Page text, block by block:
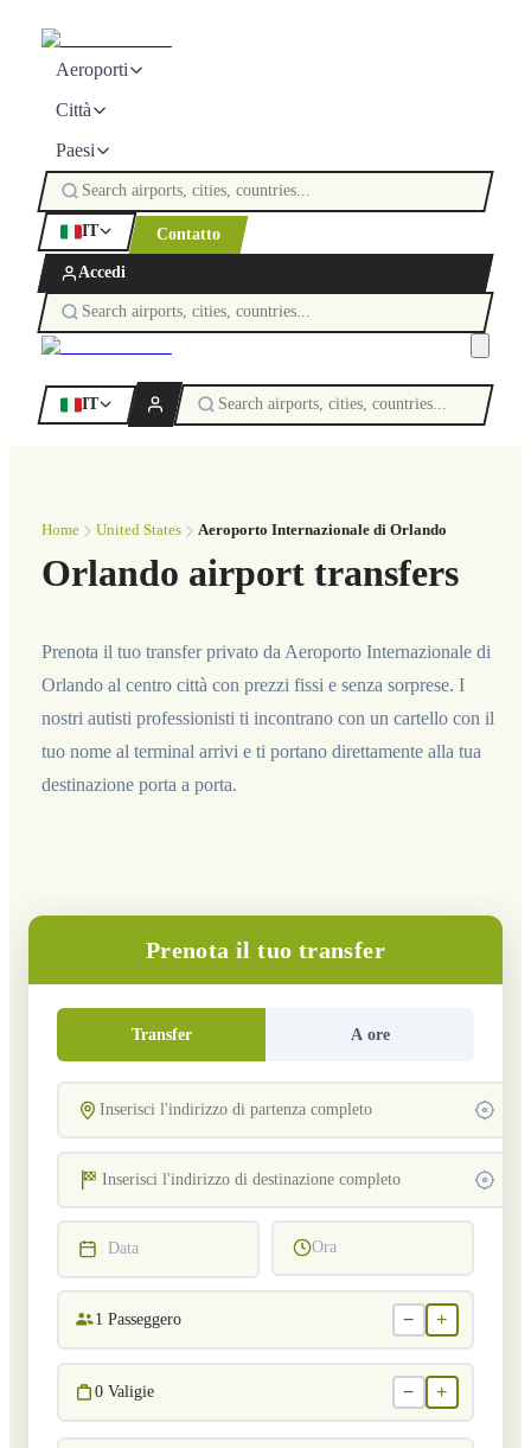
Aeroporti
Città
Paesi
IT Contatto
Accedi
IT
Home United States Aeroporto Internazionale di Orlando
Orlando airport transfers
Prenota il tuo transfer privato da Aeroporto Internazionale di
Orlando al centro città con prezzi fissi e senza sorprese. I
nostri autisti professionisti ti incontrano con un cartello con il
tuo nome al terminal arrivi e ti portano direttamente alla tua
destinazione porta a porta.
Prenota il tuo transfer
Transfer A ore
Data Ora
1 Passeggero − +
0 Valigie − +